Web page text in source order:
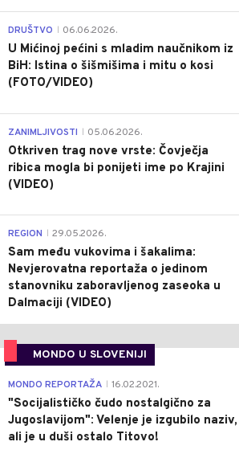
DRUŠTVO 06.06.2026.
U Mićinoj pećini s mladim naučnikom iz
BiH: Istina o šišmišima i mitu o kosi
(FOTO/VIDEO)
ZANIMLJIVOSTI 05.06.2026.
Otkriven trag nove vrste: Čovječja
ribica mogla bi ponijeti ime po Krajini
(VIDEO)
REGION 29.05.2026.
Sam među vukovima i šakalima:
Nevjerovatna reportaža o jedinom
stanovniku zaboravljenog zaseoka u
Dalmaciji (VIDEO)
MONDO U SLOVENIJI
MONDO REPORTAŽA 16.02.2021.
"Socijalističko čudo nostalgično za
Jugoslavijom": Velenje je izgubilo naziv,
ali je u duši ostalo Titovo!